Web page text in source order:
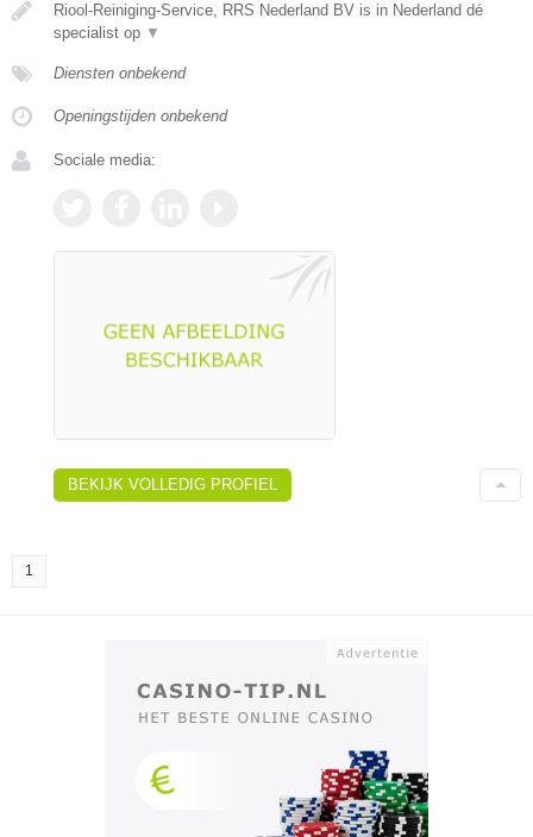
Riool-Reiniging-Service, RRS Nederland BV is in Nederland dé
specialist op ▼
Diensten onbekend
Openingstijden onbekend
Sociale media:
BEKIJK VOLLEDIG PROFIEL
1